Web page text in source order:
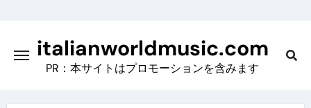
contentitalianworldmusic.com
PR：本サイトはプロモーションを含みます